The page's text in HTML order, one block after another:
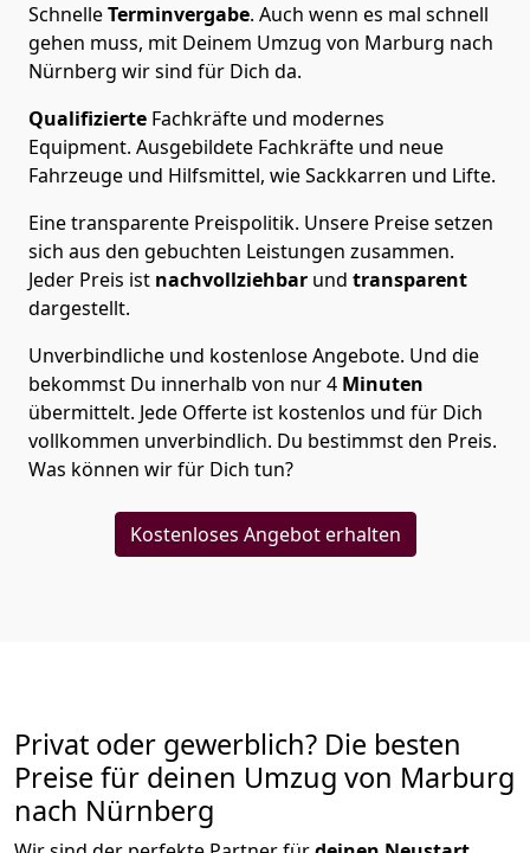
SchnelleTerminvergabe. Auch wenn es mal schnell
gehen muss, mit Deinem Umzug von Marburg nach
Nürnberg wir sind für Dich da.
Qualifizierte Fachkräfte und modernes
Equipment. Ausgebildete Fachkräfte und neue
Fahrzeuge und Hilfsmittel, wie Sackkarren und Lifte.
Eine transparente Preispolitik. Unsere Preise setzen
sich aus den gebuchten Leistungen zusammen.
Jeder Preis ist nachvollziehbar und transparent
dargestellt.
Unverbindliche und kostenlose Angebote. Und die
bekommst Du innerhalb von nur4 Minuten
übermittelt. Jede Offerte ist kostenlos und für Dich
vollkommen unverbindlich. Du bestimmst den Preis.
Was können wir für Dich tun?
Kostenloses Angebot erhalten
Privat oder gewerblich? Die besten
Preise für deinen Umzug von Marburg
nach Nürnberg